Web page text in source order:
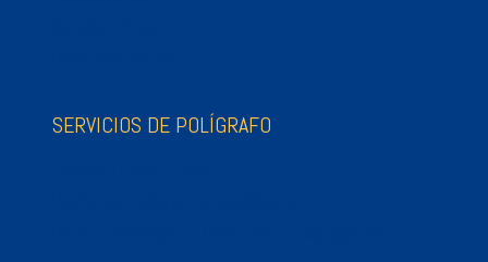
SERVICIOS DE POLÍGRAFO